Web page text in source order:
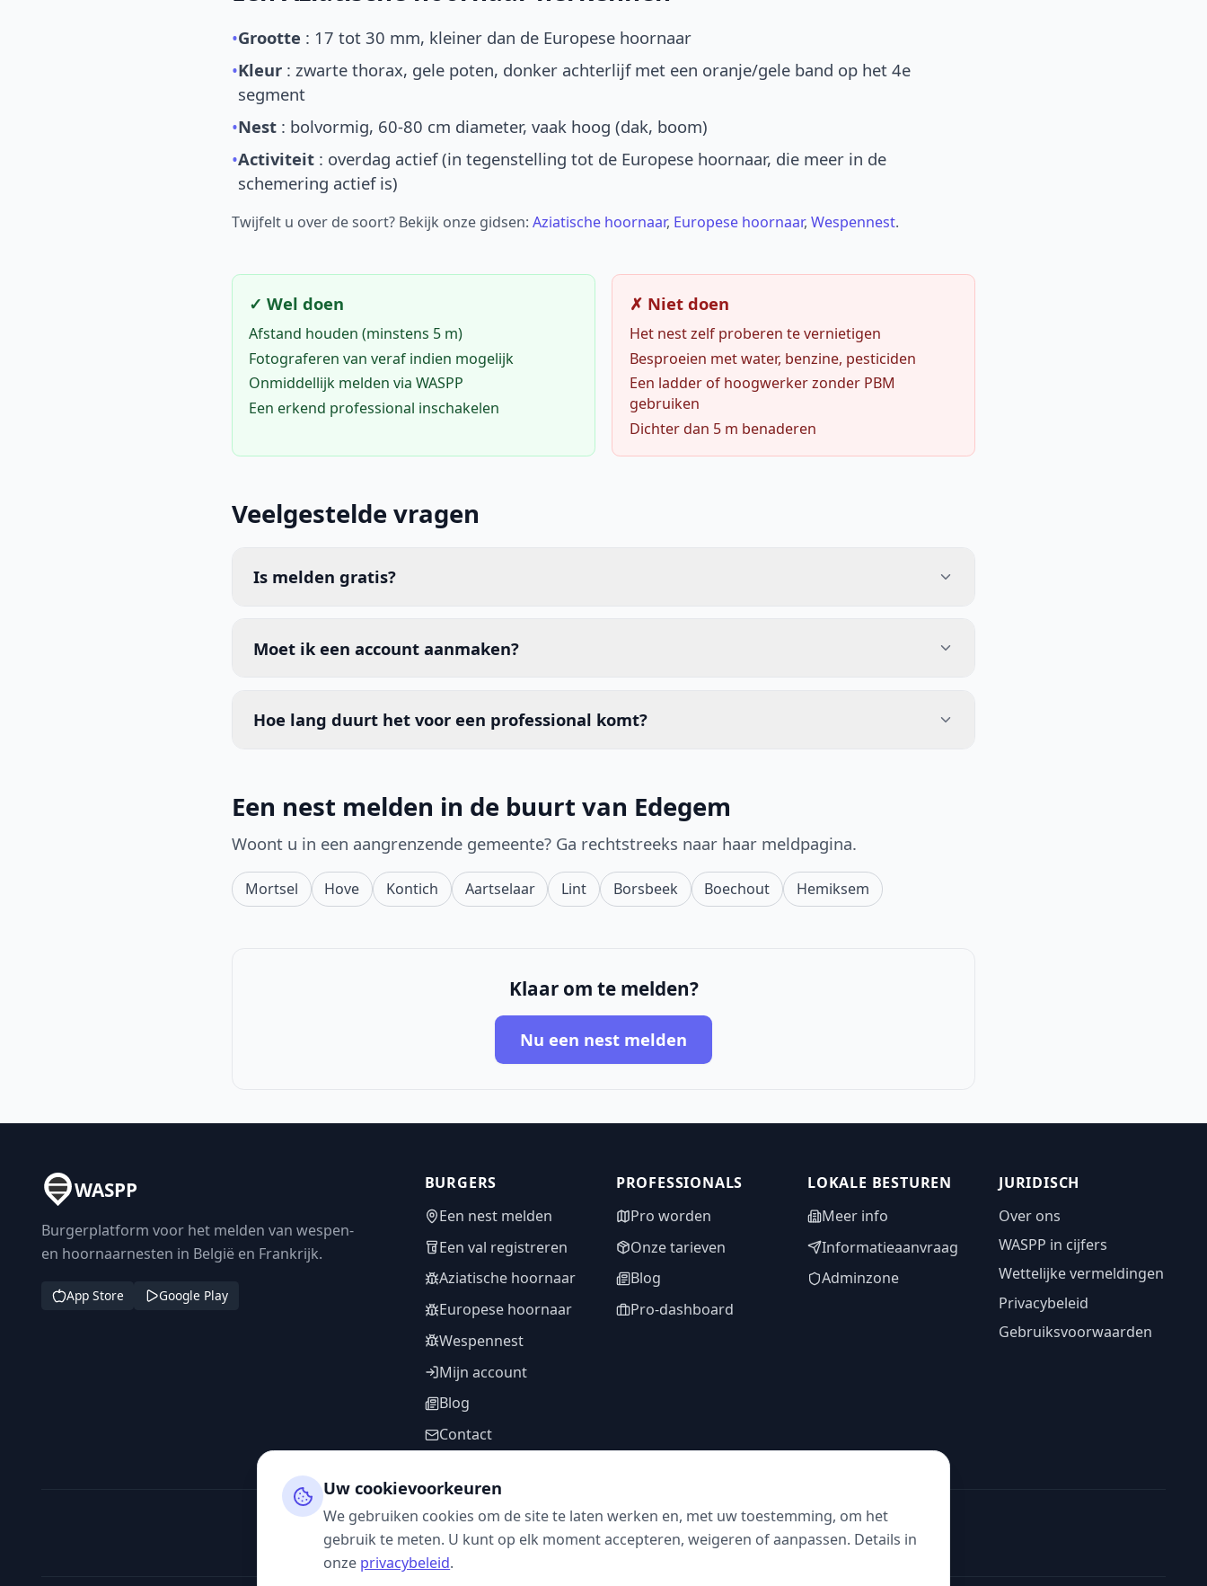
•Grootte : 17 tot 30 mm, kleiner dan de Europese hoornaar
•Kleur : zwarte thorax, gele poten, donker achterlijf met een oranje/gele band op het 4e
segment
•Nest : bolvormig, 60-80 cm diameter, vaak hoog (dak, boom)
•Activiteit : overdag actief (in tegenstelling tot de Europese hoornaar, die meer in de
schemering actief is)
Twijfelt u over de soort? Bekijk onze gidsen: Aziatische hoornaar, Europese hoornaar, Wespennest.
✓ Wel doen
Afstand houden (minstens 5 m)
Fotograferen van veraf indien mogelijk
Onmiddellijk melden via WASPP
Een erkend professional inschakelen
✗ Niet doen
Het nest zelf proberen te vernietigen
Besproeien met water, benzine, pesticiden
Een ladder of hoogwerker zonder PBM
gebruiken
Dichter dan 5 m benaderen
Veelgestelde vragen
Is melden gratis?
Moet ik een account aanmaken?
Hoe lang duurt het voor een professional komt?
Een nest melden in de buurt van Edegem
Woont u in een aangrenzende gemeente? Ga rechtstreeks naar haar meldpagina.
Mortsel Hove Kontich Aartselaar Lint Borsbeek Boechout Hemiksem
Klaar om te melden?
Nu een nest melden
WASPP
Burgerplatform voor het melden van wespen-
en hoornaarnesten in België en Frankrijk.
App Store Google Play
BURGERS
Een nest melden
Een val registreren
Aziatische hoornaar
Europese hoornaar
Wespennest
Mijn account
Blog
Contact
PROFESSIONALS
Pro worden
Onze tarieven
Blog
Pro-dashboard
LOKALE BESTUREN
Meer info
Informatieaanvraag
Adminzone
JURIDISCH
Over ons
WASPP in cijfers
Wettelijke vermeldingen
Privacybeleid
Gebruiksvoorwaarden
VOLG ONS
Uw cookievoorkeuren
We gebruiken cookies om de site te laten werken en, met uw toestemming, om het
gebruik te meten. U kunt op elk moment accepteren, weigeren of aanpassen. Details in
onze privacybeleid.